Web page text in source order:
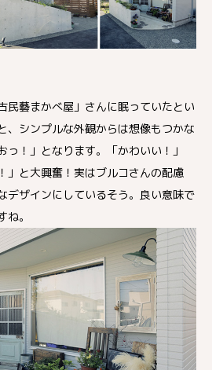
民藝まかべ屋」さんに眠っていたとい
、シンプルな外観からは想像もつかな
っ！」となります。「かわいい！」
」と大興奮！実はブルコさんの配慮
デザインにしているそう。良い意味で
。